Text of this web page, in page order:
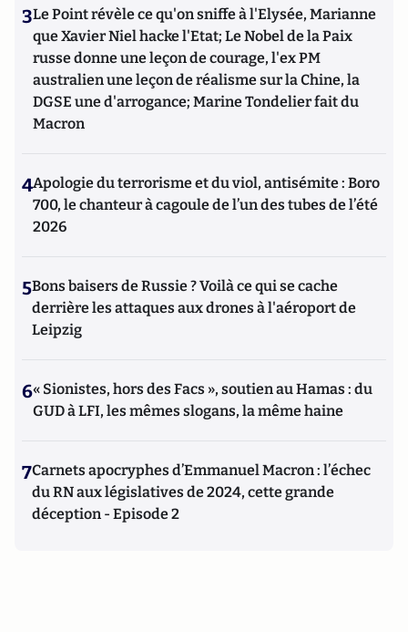
3Le Point révèle ce qu'on sniffe à l'Elysée, Marianne
que Xavier Niel hacke l'Etat; Le Nobel de la Paix
russe donne une leçon de courage, l'ex PM
australien une leçon de réalisme sur la Chine, la
DGSE une d'arrogance; Marine Tondelier fait du
Macron
4Apologie du terrorisme et du viol, antisémite : Boro
700, le chanteur à cagoule de l’un des tubes de l’été
2026
5Bons baisers de Russie ? Voilà ce qui se cache
derrière les attaques aux drones à l'aéroport de
Leipzig
6« Sionistes, hors des Facs », soutien au Hamas : du
GUD à LFI, les mêmes slogans, la même haine
7Carnets apocryphes d’Emmanuel Macron : l’échec
du RN aux législatives de 2024, cette grande
déception - Episode 2